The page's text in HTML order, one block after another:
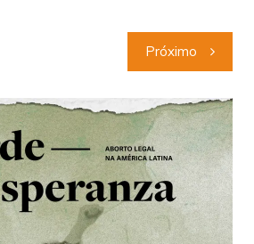
Próximo